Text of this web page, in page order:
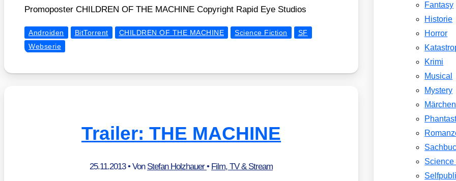
Pro­mo­pos­ter CHILDREN OF THE MACHINE Copy­right Rapid Eye Stu­di­os
Androiden BitTorrent CHILDREN OF THE MACHINE Science Fiction
SF
Webserie
Trailer: THE MACHINE
25.11.2013• Von Stefan Holzhauer• Film, TV & Stream
Fantasy
Historie
Horror
Krimi
Musical
Mystery
Märchen
Science